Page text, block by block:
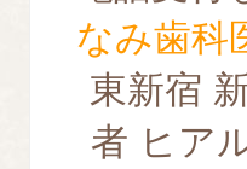
なみ歯科
東新宿
者 ヒア